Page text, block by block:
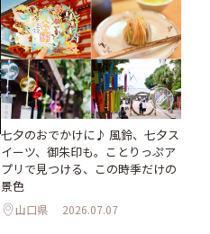
七夕のおでかけに♪ 風鈴、七夕ス
イーツ、御朱印も。ことりっぷア
プリで見つける、この時季だけの
景色
山口県 2026.07.07